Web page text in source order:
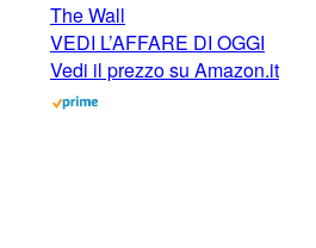
The Wall
VEDI L’AFFARE DI OGGI
Vedi il prezzo su Amazon.it